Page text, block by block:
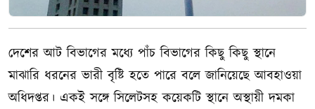
দেশের আট বিভাগের মধ্যে পাঁচ বিভাগের কিছু কিছু স্থানে
মাঝারি ধরনের ভারী বৃষ্টি হতে পারে বলে জানিয়েছে আবহাওয়া
অধিদপ্তর। একই সঙ্গে সিলেটসহ কয়েকটি স্থানে অস্থায়ী দমকা